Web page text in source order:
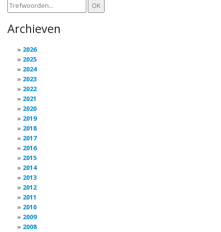
Archieven
2026
2025
2024
2023
2022
2021
2020
2019
2018
2017
2016
2015
2014
2013
2012
2011
2010
2009
2008